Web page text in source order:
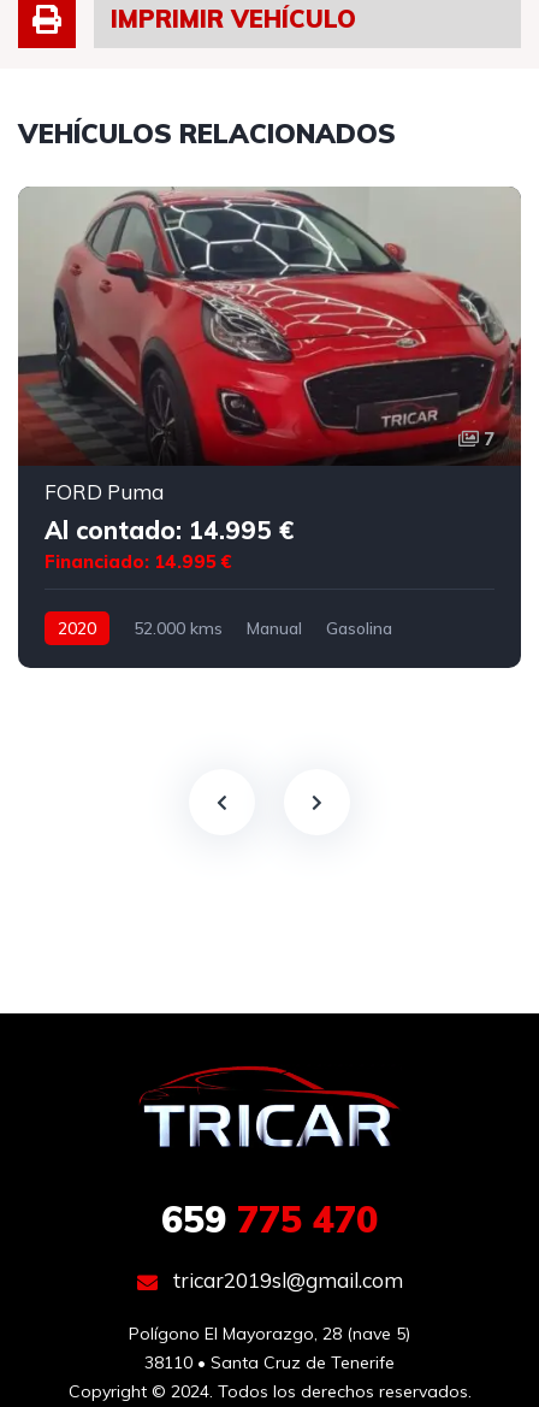
IMPRIMIR VEHÍCULO
VEHÍCULOS RELACIONADOS
7
FORD Puma
Al contado: 14.995 €
Financiado: 14.995 €
2020 52.000 kms Manual Gasolina
659 775 470
tricar2019sl@gmail.com
Polígono El Mayorazgo, 28 (nave 5)
38110 • Santa Cruz de Tenerife
Copyright © 2024. Todos los derechos reservados.